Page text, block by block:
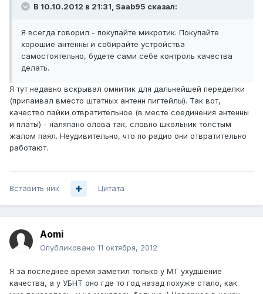
В 10.10.2012 в 21:31, Saab95 сказал:
Я всегда говорил - покупайте микротик. Покупайте
хорошие антенны и собирайте устройства
самостоятельно, будете сами себе контроль качества
делать.
Я тут недавно вскрывал омнитик для дальнейшей переделки
(припаивал вместо штатных антенн пигтейлы). Так вот,
качество пайки отвратительное (в месте соединения антенны
и платы) - наляпано олова так, словно школьник толстым
жалом паял. Неудивительно, что по радио они отвратительно
работают.
Вставить ник Цитата
Aomi
Опубликовано 11 октября, 2012
Я за последнее время заметил только у МТ ухудшение
качества, а у УБНТ оно где то год назад похуже стало, как